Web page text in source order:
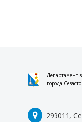
Департамент
города
299011,